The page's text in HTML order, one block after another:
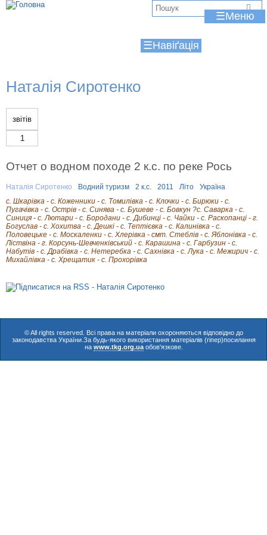
Jump to navigation
☰
☰
Наталія Сиротенко
звітів
1
Отчет о водном походе 2 к.с. по реке Рось
Наталія Сиротенко Водний туризм 2 к.с. 2011 Літо
Україна
с. Шкарівка - с. Коженники - с. Томилівка - с. Клочки - с. Бирюки - с.
Пугачівка - с. Острів - с. Синява - с. Бушеве - с. Бовкун ?с. Саварка - с.
Синиця - с. Лютари - с. Бородани - с. Дибинці - с. Чайки - с. Раскопанці - г.
Богуслав - с. Хохитва - с. Дешкі - с. Тептієвка - с. Калинівка - с.
Половецьке - с. Москаленки - с. Хлерівка - смт. Стеблів - с. Яблонівка - с.
Ліствіна - г. Корсунь-Шевченківський - с. Карашина - с. Гарбузин - с.
Набутів - с. Драбівка - с. Нетеребка - с. Сахнівка - с. Лука - с. Межирич - с.
Михайлівка - с. Хрещатик - с. Прохорівка
© All rights reserved. Всі права на матеріали охороняються відповідно до
законодавства України.За будь-якого використання матеріалів (гіпер)посилання
на www.tkg.org.uaобов'язкове.